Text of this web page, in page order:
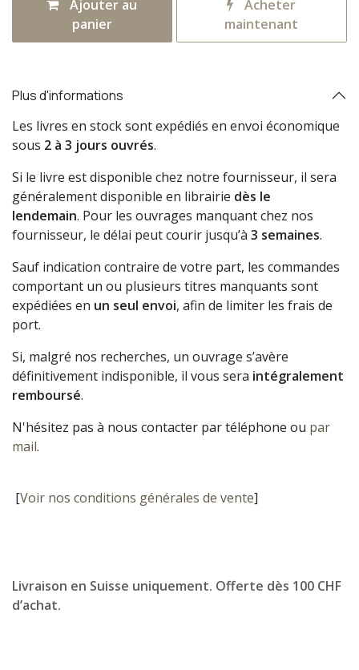
Ajouter au
panier
Acheter
maintenant
Plus d'informations
Les livres en stock sont expédiés en envoi économique
sous 2 à 3 jours ouvrés.
Si le livre est disponible chez notre fournisseur, il sera
généralement disponible en librairie dès le
lendemain. Pour les ouvrages manquant chez nos
fournisseur, le délai peut courir jusqu’à 3 semaines.
Sauf indication contraire de votre part, les commandes
comportant un ou plusieurs titres manquants sont
expédiées en un seul envoi, afin de limiter les frais de
port.
Si, malgré nos recherches, un ouvrage s’avère
définitivement indisponible, il vous sera intégralement
remboursé.
N'hésitez pas à nous contacter par téléphone ou par
mail.
[Voir nos conditions générales de vente]
Livraison en Suisse uniquement. Offerte dès 100 CHF
d’achat.